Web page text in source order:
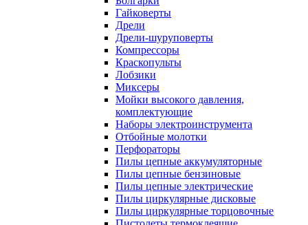
Гайковерты
Дрели
Дрели-шуруповерты
Компрессоры
Краскопульты
Лобзики
Миксеры
Мойки высокого давления,
комплектующие
Наборы электроинструмента
Отбойные молотки
Перфораторы
Пилы цепные аккумуляторные
Пилы цепные бензиновые
Пилы цепные электрические
Пилы циркулярные дисковые
Пилы циркулярные торцовочные